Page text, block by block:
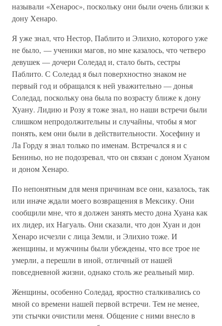
называли «Хенарос», поскольку они были очень близки к
дону Хенаро.
Я уже знал, что Нестор, Паблито и Элихио, которого уже
не было, — ученики магов, но мне казалось, что четверо
девушек — дочери Соледад и, стало быть, сестры
Паблито. С Соледад я был поверхностно знаком не
первый год и обращался к ней уважительно — донья
Соледад, поскольку она была по возрасту ближе к дону
Хуану. Лидию и Розу я тоже знал, но наши встречи были
слишком непродолжительны и случайны, чтобы я мог
понять, кем они были в действительности. Хосефину и
Ла Горду я знал только по именам. Встречался я и с
Бениньо, но не подозревал, что он связан с доном Хуаном
и доном Хенаро.
По непонятным для меня причинам все они, казалось, так
или иначе ждали моего возвращения в Мексику. Они
сообщили мне, что я должен занять место дона Хуана как
их лидер, их Нагуаль. Они сказали, что дон Хуан и дон
Хенаро исчезли с лица Земли, и Элихио тоже. И
женщины, и мужчины были убеждены, что все трое не
умерли, а перешли в иной, отличный от нашей
повседневной жизни, однако столь же реальный мир.
Женщины, особенно Соледад, яростно сталкивались со
мной со времени нашей первой встречи. Тем не менее,
эти стычки очистили меня. Общение с ними внесло в